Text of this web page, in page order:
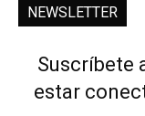
NEWSLETTER
Suscríbete
estar